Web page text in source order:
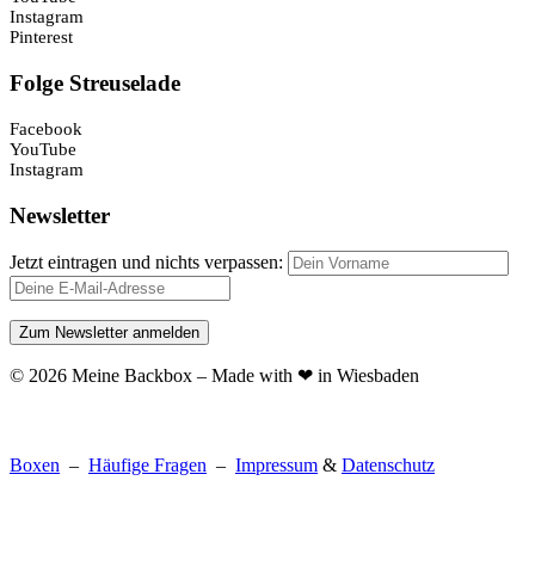
Instagram
Pinterest
Folge Streuselade
Facebook
YouTube
Instagram
Newsletter
Jetzt eintragen und nichts verpassen:
© 2026 Meine Backbox – Made with ❤ in Wiesbaden
Boxen – Häufige Fragen – Impressum & Datenschutz